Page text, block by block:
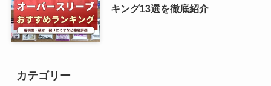
キング13選を徹底紹介
カテゴリー